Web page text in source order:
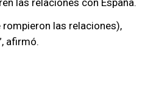
las relaciones con España.
rompieron las relaciones),
afirmó.